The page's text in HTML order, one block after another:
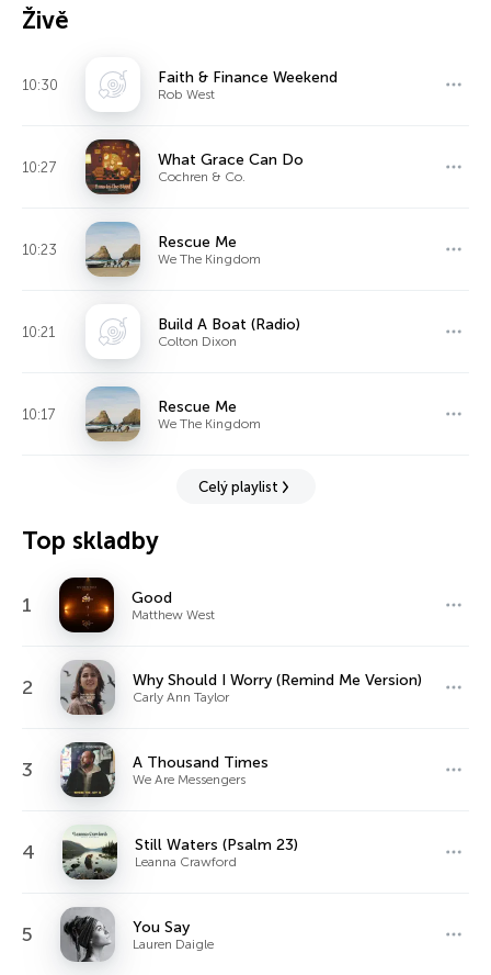
Živě
10:30 Faith & Finance Weekend
Rob West
10:27 What Grace Can Do
Cochren & Co.
10:23 Rescue Me
We The Kingdom
10:21 Build A Boat (Radio)
Colton Dixon
10:17 Rescue Me
We The Kingdom
Celý playlist
Top skladby
1 Good
Matthew West
2 Why Should I Worry (Remind Me Version)
Carly Ann Taylor
3 A Thousand Times
We Are Messengers
4 Still Waters (Psalm 23)
Leanna Crawford
5 You Say
Lauren Daigle